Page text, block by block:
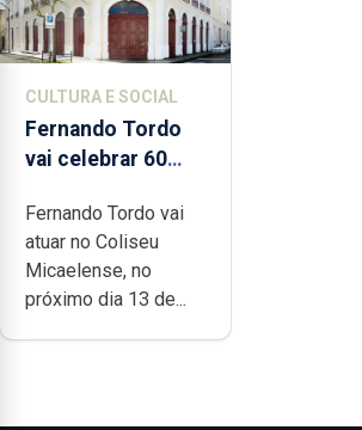
CULTURA E SOCIAL
Fernando Tordo
vai celebrar 60
no Coliseu
Micaelense
Fernando Tordo vai
atuar no Coliseu
Micaelense, no
próximo dia 13 de...